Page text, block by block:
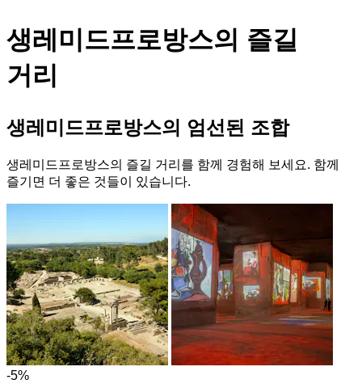
생레미드프로방스의 즐길
거리
생레미드프로방스의 엄선된 조합
생레미드프로방스의 즐길 거리를 함께 경험해 보세요. 함께
즐기면 더 좋은 것들이 있습니다.
-5%